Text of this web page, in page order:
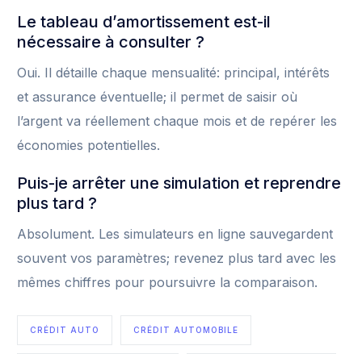
Le tableau d’amortissement est-il
nécessaire à consulter ?
Oui. Il détaille chaque mensualité: principal, intérêts
et assurance éventuelle; il permet de saisir où
l’argent va réellement chaque mois et de repérer les
économies potentielles.
Puis-je arrêter une simulation et reprendre
plus tard ?
Absolument. Les simulateurs en ligne sauvegardent
souvent vos paramètres; revenez plus tard avec les
mêmes chiffres pour poursuivre la comparaison.
CRÉDIT AUTO CRÉDIT AUTOMOBILE